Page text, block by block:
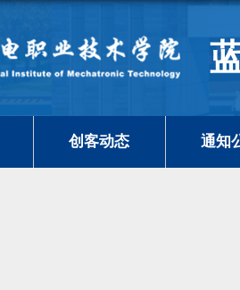
创客动态 通知